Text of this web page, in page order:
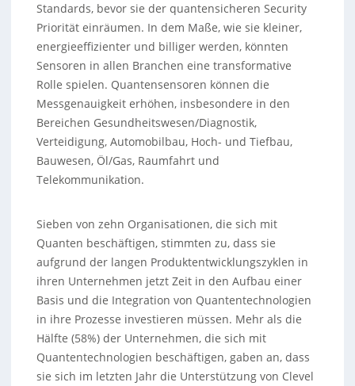
Standards, bevor sie der quantensicheren Security
Priorität einräumen. In dem Maße, wie sie kleiner,
energieeffizienter und billiger werden, könnten
Sensoren in allen Branchen eine transformative
Rolle spielen. Quantensensoren können die
Messgenauigkeit erhöhen, insbesondere in den
Bereichen Gesundheitswesen/Diagnostik,
Verteidigung, Automobilbau, Hoch- und Tiefbau,
Bauwesen, Öl/Gas, Raumfahrt und
Telekommunikation.
Sieben von zehn Organisationen, die sich mit
Quanten beschäftigen, stimmten zu, dass sie
aufgrund der langen Produktentwicklungszyklen in
ihren Unternehmen jetzt Zeit in den Aufbau einer
Basis und die Integration von Quantentechnologien
in ihre Prozesse investieren müssen. Mehr als die
Hälfte (58%) der Unternehmen, die sich mit
Quantentechnologien beschäftigen, gaben an, dass
sie sich im letzten Jahr die Unterstützung von Clevel